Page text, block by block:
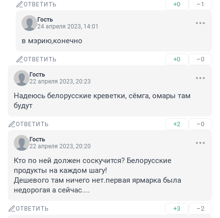
ОТВЕТИТЬ +0 –1
Гость
24 апреля 2023, 14:01
в мэрию,конечно
ОТВЕТИТЬ +0 –0
Гость
22 апреля 2023, 20:23
Надеюсь белорусские креветки, сёмга, омары там
будут
ОТВЕТИТЬ +2 –0
Гость
22 апреля 2023, 20:20
Кто по ней должен соскучится? Белорусские
продукты на каждом шагу!
Дешевого там ничего нет.первая ярмарка была
недорогая а сейчас....
ОТВЕТИТЬ +3 –2